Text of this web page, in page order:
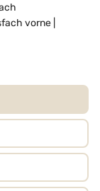
vorne |